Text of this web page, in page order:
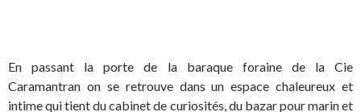
En passant la porte de la baraque foraine de la Cie
Caramantran on se retrouve dans un espace chaleureux et
intime qui tient du cabinet de curiosités, du bazar pour marin et